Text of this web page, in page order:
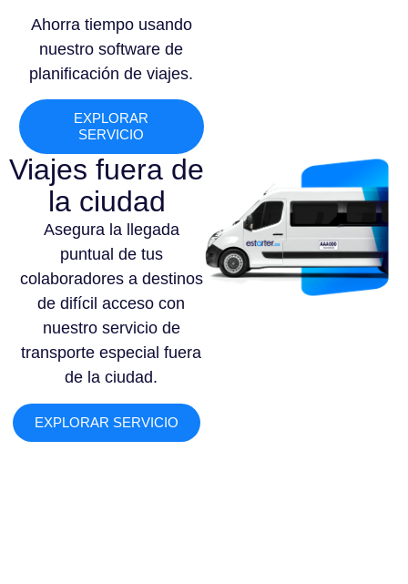
Ahorra tiempo usando
nuestro software de
planificación de viajes.
EXPLORAR
SERVICIO
Viajes fuera de
la ciudad
Asegura la llegada
puntual de tus
colaboradores a destinos
de difícil acceso con
nuestro servicio de
transporte especial fuera
de la ciudad.
EXPLORAR SERVICIO